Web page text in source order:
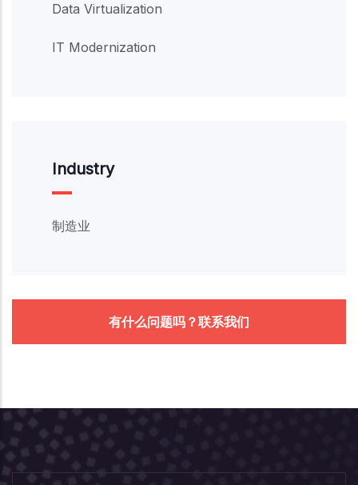
Data Virtualization
IT Modernization
Industry
制造业
有什么问题吗？联系我们